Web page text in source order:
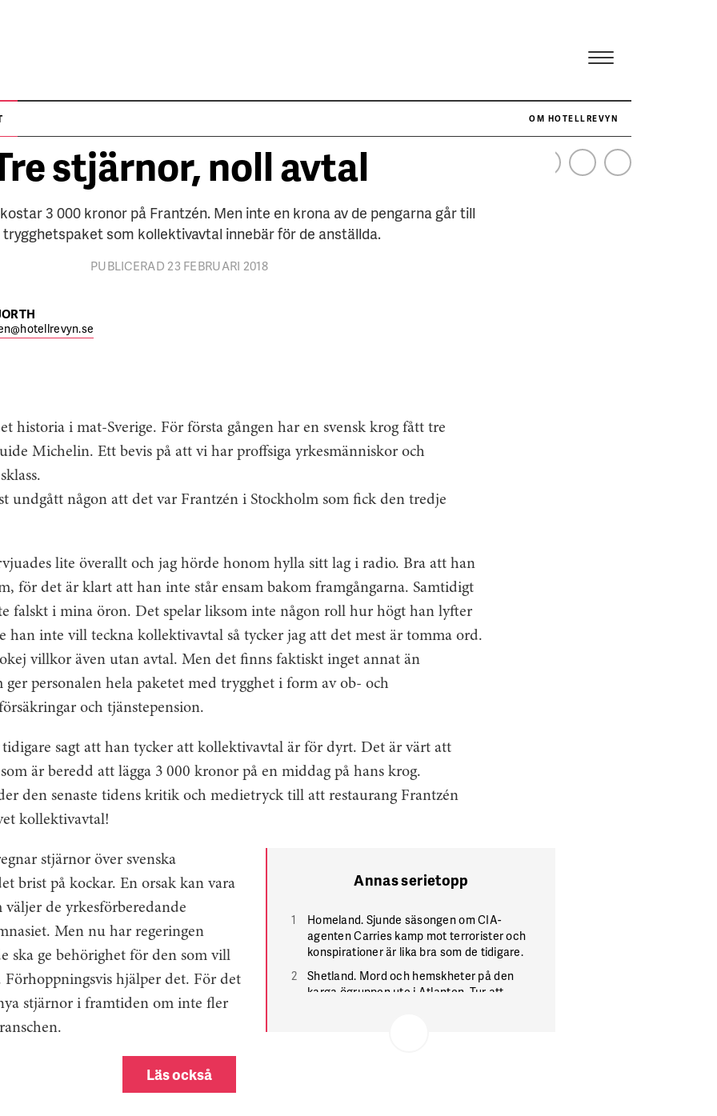
OM HOTELLREVYN
NÄR HOTELLREVYN SLOG SVENSKT REKORD I SIMPELHET
stjärnor, noll avtal
3 000 kronor på Frantzén. Men inte en krona av de pengarna går till
som kollektivavtal innebär för de anställda.
PUBLICERAD 23 FEBRUARI 2018
historia i mat-Sverige. För första gången har en svensk krog fått tre
Michelin. Ett bevis på att vi har proffsiga yrkesmänniskor och
undgått någon att det var Frantzén i Stockholm som fick den tredje
lite överallt och jag hörde honom hylla sitt lag i radio. Bra att han
för det är klart att han inte står ensam bakom framgångarna. Samtidigt
falskt i mina öron. Det spelar liksom inte någon roll hur högt han lyfter
han inte vill teckna kollektivavtal så tycker jag att det mest är tomma ord.
villkor även utan avtal. Men det finns faktiskt inget annat än
ger personalen hela paketet med trygghet i form av ob- och
och tjänstepension.
sagt att han tycker att kollektivavtal är för dyrt. Det är värt att
är beredd att lägga 3 000 kronor på en middag på hans krog.
den senaste tidens kritik och medietryck till att restaurang Frantzén
kollektivavtal!
Annas serietopp
Homeland. Sjunde säsongen om CIA-
agenten Carries kamp mot terrorister och
kons­pirationer är lika bra som de tidigare.
Shetland. Mord och hemskheter på den
karga ögruppen ute i Atlanten. Tur att
stjärnor över svenska
brist på kockar. En orsak kan vara
de yrkesförberedande
Men nu har regeringen
ska ge behörighet för den som vill
Förhoppningsvis hjälper det. För det
stjärnor i framtiden om inte fler
Läs också